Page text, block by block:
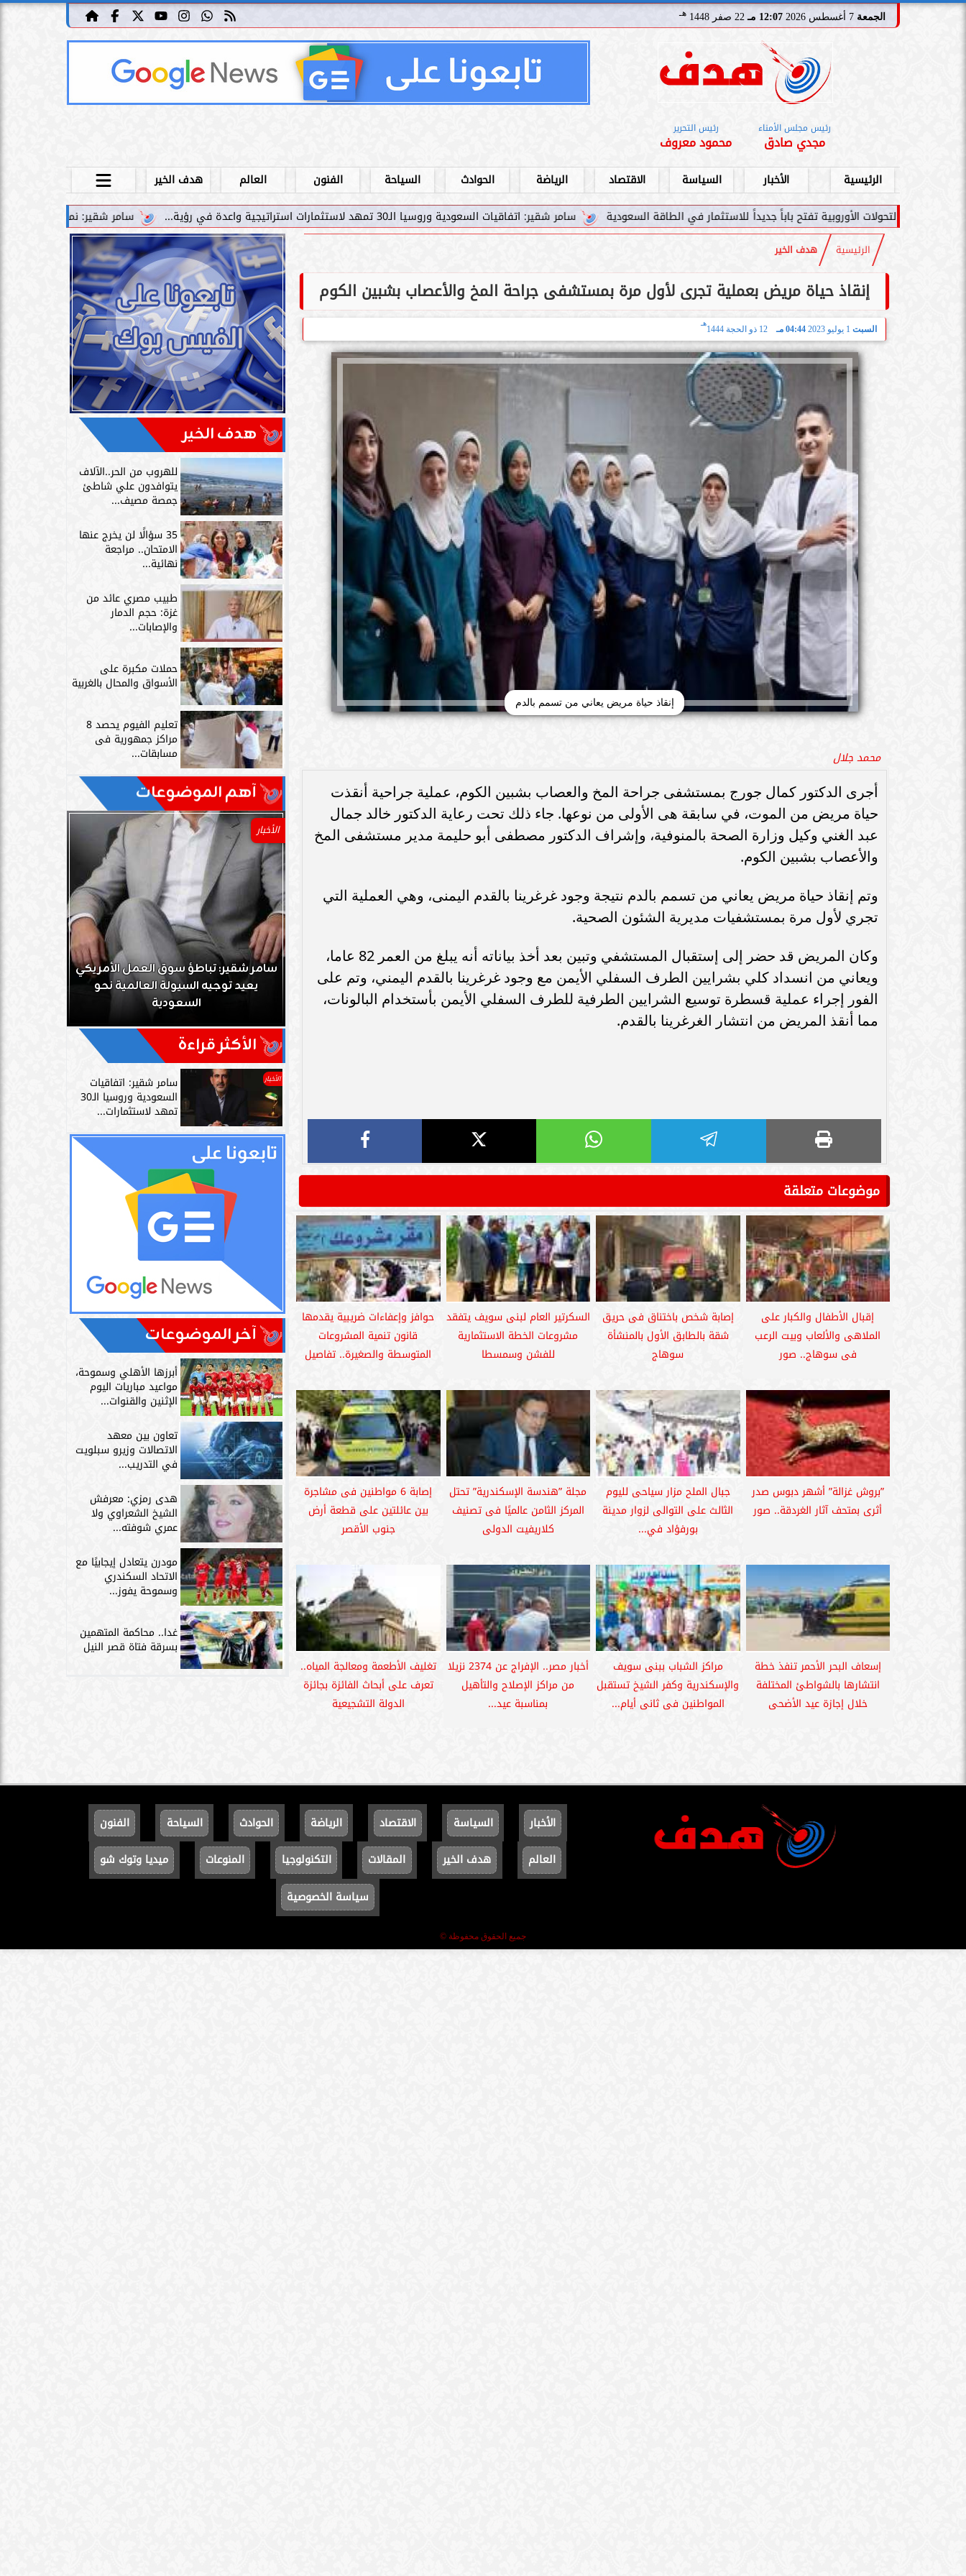
الجمعة 12:07 مـ 22 صفر 1448 هـ
رئيس مجلس الأمناء
مجدي صادق
رئيس التحرير
محمود معروف
الرئيسية الأخبار السياسة الاقتصاد الرياضة الحوادث السياحة الفنون العالم
هدف الخير
سامر شقير: نمو صناديق الاستثمار الخاصة دليل حي
سامر شقير: اتفاقيات السعودية وروسيا الـ30 تمهد لاستثمارات استراتيجية واعدة في رؤية... الأوروبية تفتح باباً جديداً للاستثمار في الطاقة السعودية
الرئيسية هدف الخير
إنقاذ حياة مريض بعملية تجرى لأول مرة بمستشفى جراحة المخ والأعصاب بشبين الكوم
السبت 04:44 مـ 12 ذو الحجة 1444
هـ
إنقاذ حياة مريض يعاني من تسمم بالدم
محمد جلال
أجرى الدكتور كمال جورج بمستشفى جراحة المخ والعصاب بشبين الكوم، عملية جراحية أنقذت
حياة مريض من الموت، في سابقة هى الأولى من نوعها. جاء ذلك تحت رعاية الدكتور خالد جمال
عبد الغني وكيل وزارة الصحة بالمنوفية، وإشراف الدكتور مصطفى أبو حليمة مدير مستشفى المخ
والأعصاب بشبين الكوم.
وتم إنقاذ حياة مريض يعاني من تسمم بالدم نتيجة وجود غرغرينا بالقدم اليمنى، وهي العملية التي
تجري لأول مرة بمستشفيات مديرية الشئون الصحية.
وكان المريض قد حضر إلى إستقبال المستشفي وتبين بعد أخذ بياناته أنه يبلغ من العمر 82 عاما،
ويعاني من انسداد كلي بشرايين الطرف السفلي الأيمن مع وجود غرغرينا بالقدم اليمني، وتم على
الفور إجراء عملية قسطرة توسيع الشرايين الطرفية للطرف السفلي الأيمن بأستخدام البالونات،
مما أنقذ المريض من انتشار الغرغرينا بالقدم.
موضوعات متعلقة
إقبال الأطفال والكبار على
الملاهى والألعاب وبيت الرعب
فى سوهاج.. صور
‪إصابة شخص باختناق فى حريق
شقة بالطابق الأول بالمنشأة
سوهاج
السكرتير العام لبنى سويف يتفقد
مشروعات الخطة الاستثمارية
للفشن وسمسطا
حوافز وإعفاءات ضريبية يقدمها
قانون تنمية المشروعات
المتوسطة والصغيرة.. تفاصيل
”بروش غزالة” أشهر دبوس صدر
أثرى بمتحف آثار الغردقة.. صور
جبال الملح مزار سياحى لليوم
الثالث على التوالى لزوار مدينة
بورفؤاد في...
مجلة ”هندسة الإسكندرية” تحتل
المركز الثامن عالميًا فى تصنيف
كلاريفيت الدولى
إصابة 6 مواطنين فى مشاجرة
بين عائلتين على قطعة أرض
جنوب الأقصر
إسعاف البحر الأحمر تنفذ خطة
انتشارها بالشواطئ المختلفة
خلال إجازة عيد الأضحى
مراكز الشباب ببنى سويف
والإسكندرية وكفر الشيخ تستقبل
المواطنين فى ثانى أيام...
أخبار مصر.. الإفراج عن 2374 نزيلا
من مراكز الإصلاح والتأهيل
بمناسبة عيد...
تغليف الأطعمة ومعالجة المياه..
تعرف على أبحاث الفائزة بجائزة
الدولة التشجيعية
هدف الخير
للهروب من الحر..الآلاف
يتوافدون علي شاطئ
جمصة مصيف...
35 سؤالًا لن يخرج عنها
الامتحان.. مراجعة
نهائية...
طبيب مصري عائد من
غزة: حجم الدمار
والإصابات...
حملات مكبرة على
الأسواق والمحال بالغربية
تعليم الفيوم يحصد 8
مراكز جمهورية فى
مسابقات...
آهم الموضوعات
سامر شقير: اتفاقيات السعودية وروسيا
الـ30 تمهد لاستثمارات استراتيجية واعدة
في رؤية...
سامر شقير: التحولات الأوروبية تفتح باباً
جديداً للاستثمار في الطاقة السعودية
سامر شقير: ارتفاع استثمارات البنوك
السعودية يعكس متانة السيولة ويعزز
الاستقرار المالي
الأخبار
سامر شقير: تباطؤ سوق العمل الأمريكي
يعيد توجيه السيولة العالمية نحو
السعودية
الأكثر قراءة
الأخبار سامر شقير: اتفاقيات
السعودية وروسيا الـ30
تمهد لاستثمارات...
آخر الموضوعات
أبرزها الأهلي وسموحة،
مواعيد مباريات اليوم
الإثنين والقنوات...
تعاون بين معهد
الاتصالات وزيرو سبلويت
في التدريب...
هدى رمزي: معرفش
الشيخ الشعراوي ولا
عمري شوفته...
مودرن يتعادل إيجابيًا مع
الاتحاد السكندري
وسموحة يفوز...
غدا.. محاكمة المتهمين
بسرقة فتاة قصر النيل
الأخبار السياسة الاقتصاد الرياضة الحوادث السياحة
الفنون
العالم
هدف الخير المقالات التكنولوجيا المنوعات
ميديا وتوك شو
سياسة الخصوصية
جميع الحقوق محفوظة ©